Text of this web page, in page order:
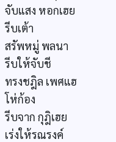
จับแสง หอกเฮย
รีบเต้า
สรัพหมู่ พลนา
รีบให้จับชี
ทรงชฎิล เพศแฮ
โห่ก้อง
รีบจาก กุฎิเฮย
เร่งให้รณรงค์